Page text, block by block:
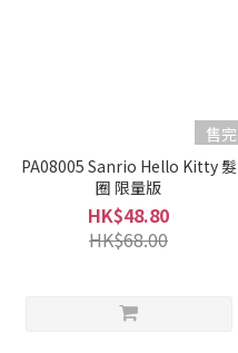
售完
PA08005 Sanrio Hello Kitty 髮
圈 限量版
HK$48.80
HK$68.00